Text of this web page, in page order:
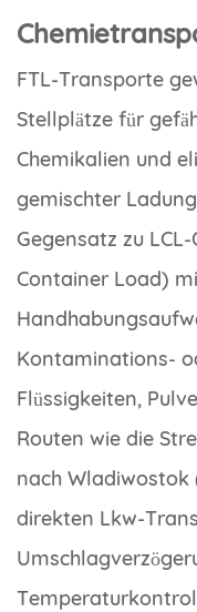
FTL-Transporte
Stellplätze für
Chemikalien und
gemischter
Gegensatz zu
Container Load)
Kontaminations-
Flüssigkeiten,
Routen wie die
nach
direkten Lkw-